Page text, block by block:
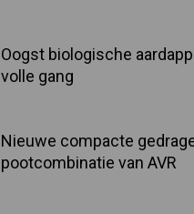
Oogst biologische
volle gang
Nieuwe compacte
pootcombinatie van AVR